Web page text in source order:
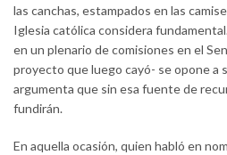
las canchas, estampados en las
Iglesia católica considera
en un plenario de comisiones en el
proyecto que luego cayó- se opone a
argumenta que sin esa fuente de
fundirán.
En aquella ocasión, quien habló en